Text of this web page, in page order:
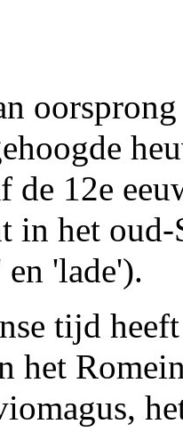
de 12e
in het
'lade').
tijd
het